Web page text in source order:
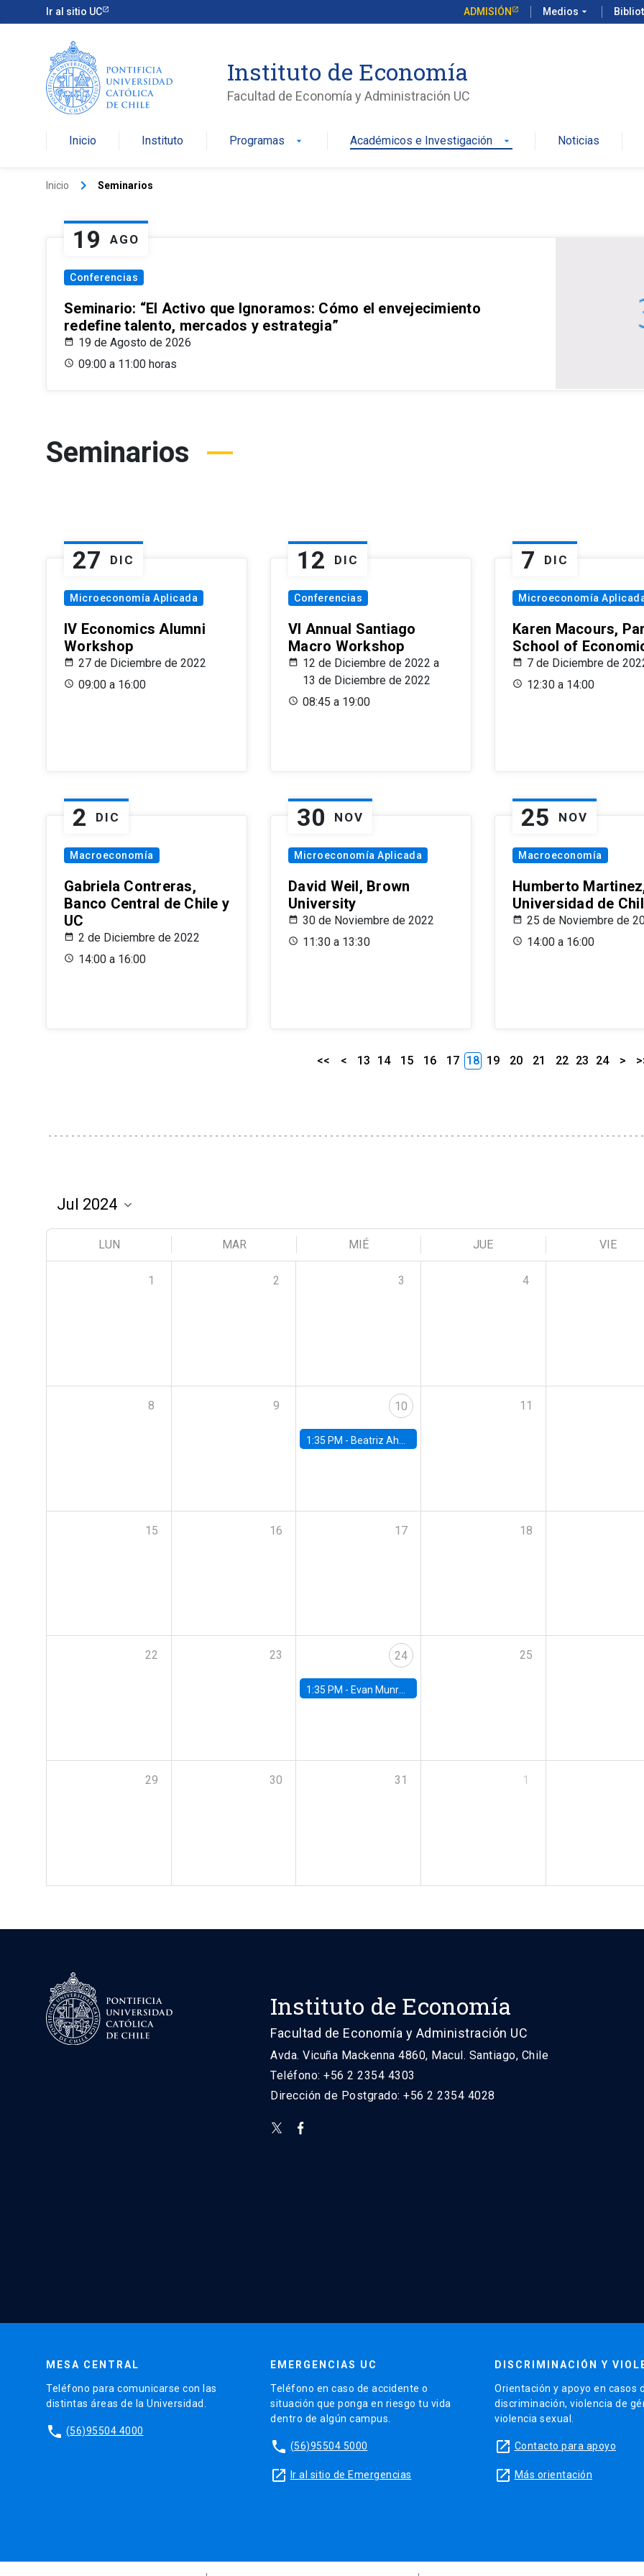
Ir al sitio UC ADMISIÓN Medios arrow_drop_down
Instituto de Economía
Facultad de Economía y Administración UC
Inicio Instituto Programas arrow_drop_down Académicos e Investigación arrow_drop_down Noticias
Inicio keyboard_arrow_right Seminarios
19 AGO
Conferencias
Seminario: “El Activo que Ignoramos: Cómo el envejecimiento
redefine talento, mercados y estrategia”
19 de Agosto de 2026
09:00 a 11:00 horas
Seminarios
27 DIC
Microeconomía Aplicada
IV Economics Alumni
Workshop
27 de Diciembre de 2022
09:00 a 16:00
12 DIC
Conferencias
VI Annual Santiago
Macro Workshop
12 de Diciembre de 2022 a
13 de Diciembre de 2022
08:45 a 19:00
7 DIC
Microeconomía
Karen Macours,
School of
7 de Diciembre de
12:30 a 14:00
2 DIC
Macroeconomía
Gabriela Contreras,
Banco Central de Chile y
UC
2 de Diciembre de 2022
14:00 a 16:00
30 NOV
Microeconomía Aplicada
David Weil, Brown
University
30 de Noviembre de 2022
11:30 a 13:30
25 NOV
Macroeconomía
Humberto
Universidad de
25 de Noviembre de
14:00 a 16:00
<< < 13 14 15 16 17 18 19 20 21 22 23 24 >
LUN MAR MIÉ JUE VIE
1 2 3 4
8 9 10
1:35 PM - Beatriz Ahumada, PhD candidate, Universidad de Pittsburgh
11
15 16 17 18
22 23 24
1:35 PM - Evan Munro, Neyman Visiting Assistant Professor in the Department of Statistics at UC Berkeley
25
29 30 31 1
Instituto de Economía
Facultad de Economía y Administración UC
Avda. Vicuña Mackenna 4860, Macul. Santiago, Chile
Teléfono: +56 2 2354 4303
Dirección de Postgrado: +56 2 2354 4028
MESA CENTRAL
Teléfono para comunicarse con las
distintas áreas de la Universidad.
phone (56)95504 4000
EMERGENCIAS UC
Teléfono en caso de accidente o
situación que ponga en riesgo tu vida
dentro de algún campus.
phone (56)95504 5000
launch Ir al sitio de Emergencias
DISCRIMINACIÓN Y
Orientación y apoyo en casos
discriminación, violencia de
violencia sexual.
launch Contacto para apoyo
launch Más orientación